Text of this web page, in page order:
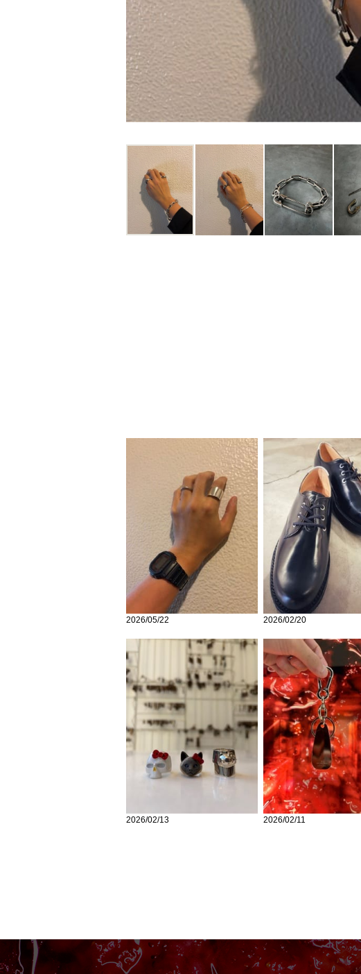
2026/05/22 2026/02/20
2026/02/13 2026/02/11